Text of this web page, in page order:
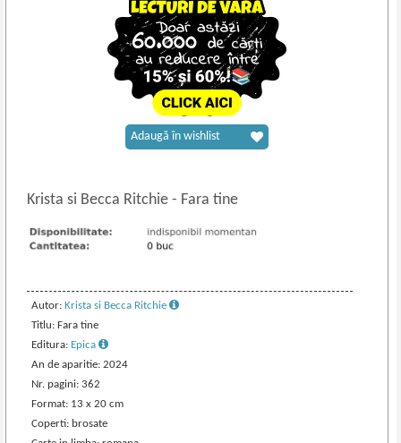
Krista si Becca Ritchie- Fara tine
Autor:Krista si Becca Ritchie
Titlu: Fara tine
Editura: Epica
An de aparitie: 2024
Nr. pagini: 362
Format: 13 x 20 cm
Coperti: brosate
Adaugă în wishlist